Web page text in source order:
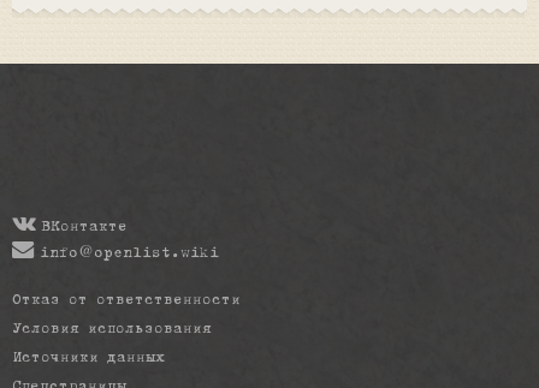
ВКонтакте
info@openlist.wiki
Отказ от ответственности
Условия использования
Источники данных